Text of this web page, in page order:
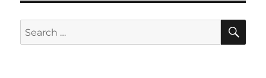
Search
for: